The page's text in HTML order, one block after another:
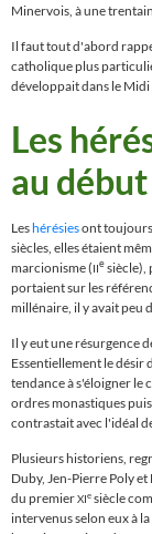
Minervois, à une
Il faut tout d'abord
catholique plus
développait dans le
Les
au
Leshérésiesont
siècles, elles étaient
marcionisme (IIesiècle),
portaient sur les
millénaire, il y avait peu
Il y eut une résurgence
Essentiellement le désir
tendance à s'éloigner le
ordres monastiques
contrastait avec l'idéal
Plusieurs historiens,
Duby, Jen-Pierre Poly
du premierXIe siècle
intervenus selon eux à